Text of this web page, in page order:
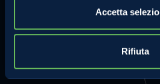
Accetta
Rifiuta
Diventa specialista Melinda